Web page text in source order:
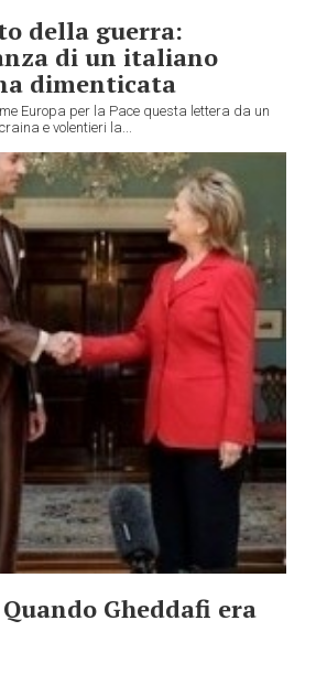
della guerra:
di un italiano
dimenticata
Europa per la Pace questa lettera da un
e volentieri la...
Gheddafi era